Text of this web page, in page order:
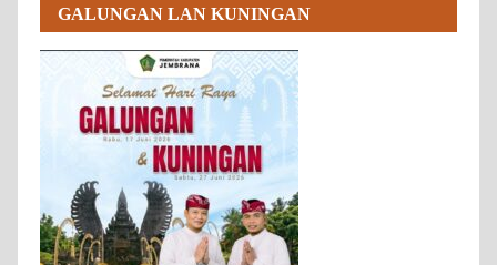
GALUNGAN LAN KUNINGAN